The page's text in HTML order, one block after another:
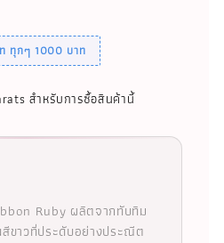
ทุกๆ 1000 บาท
สำหรับการซื้อสินค้านี้
Ruby ผลิตจากทับทิม
ขาวที่ประดับอย่างประณีต